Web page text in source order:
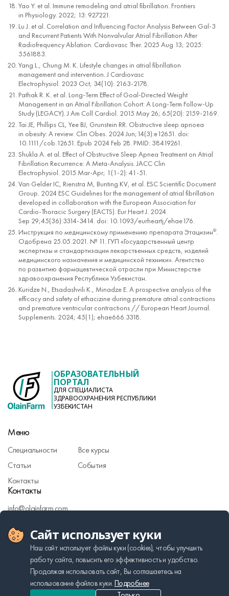
Сайт использует куки
Наш сайт использует файлы куки (cookies), чтобы улучшить
работу сайта, повысить его эффективность и удобство.
Продолжая использовать сайт, Вы соглашаетесь на
использование файлов куки. Подробнее
Yao Y. et al. Immune remodeling and atrial fibrillation. Frontiers
in Physiology. 2022; 13: 927221.
Lu J. et al. Correlation and Influencing Factor Analysis Between Gal-3
and Recurrent Patients With Nonvalvular Atrial Fibrillation After
Radiofrequency Ablation. Cardiovasc Ther. 2025 Aug 13; 2025:
5561883.
Yang L., Chung M. K. Lifestyle changes in atrial fibrillation
management and intervention. J Cardiovasc
Electrophysiol. 2023 Oct; 34(10): 2163-2178.
Pathak R. K. et al. Long-Term Effect of Goal-Directed Weight
Management in an Atrial Fibrillation Cohort: A Long-Term Follow-Up
Study (LEGACY). J Am Coll Cardiol. 2015 May 26; 65(20): 2159-2169.
Tai JE, Phillips CL, Yee BJ, Grunstein RR. Obstructive sleep apnoea
in obesity: A review. Clin Obes. 2024 Jun;14(3):e12651. doi:
10.1111/cob.12651. Epub 2024 Feb 28. PMID: 38419261.
Shukla A. et al. Effect of Obstructive Sleep Apnea Treatment on Atrial
Fibrillation Recurrence: A Meta-Analysis. JACC Clin
Electrophysiol. 2015 Mar-Apr; 1(1-2): 41-51.
Van Gelder IC, Rienstra M, Bunting KV, et al. ESC Scientific Document
Group. 2024 ESC Guidelines for the management of atrial fibrillation
developed in collaboration with the European Association for
Cardio-Thoracic Surgery (EACTS). Eur Heart J. 2024
Sep 29;45(36):3314-3414. doi: 10.1093/eurheartj/ehae176.
Инструкция по медицинскому применению препарата Этацизин®.
Одобрена 25.05.2021. № 11. ГУП «Государственный центр
экспертизы и стандартизации лекарственных средств, изделий
медицинского назначения и медицинской техники». Агентство
по развитию фармацевтической отрасли при Министерстве
здравоохранения Республики Узбекистан.
Kuridze N., Etsadashvili K., Minadze E. A prospective analysis of the
efficacy and safety of ethacizine during premature atrial contractions
and premature ventricular contractions // European Heart Journal.
Supplements. 2024; 45(1); ehae666.3318.
ОБРАЗОВАТЕЛЬНЫЙ
ПОРТАЛ
ДЛЯ СПЕЦИАЛИСТА
ЗДРАВООХРАНЕНИЯ РЕСПУБЛИКИ
УЗБЕКИСТАН
Меню
Специальности
Все курсы
Статьи
События
Контакты
Контакты
info@olainfarm.com
Политика персональных данных
Made by VMK GROUP
Cookie usage policy